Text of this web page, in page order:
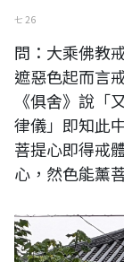
七 26
問：大乘佛教
遮惡色起而言
《俱舍》說「
律儀」即知此
菩提心即得戒
心，然色能薰